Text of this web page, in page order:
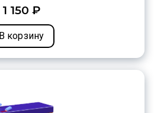
1 150 ₽
В корзину